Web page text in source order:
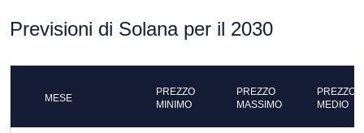
Previsioni di Solana per il 2030
MESE
PREZZO
MINIMO
PREZZO
MASSIMO
PREZZO
MEDIO